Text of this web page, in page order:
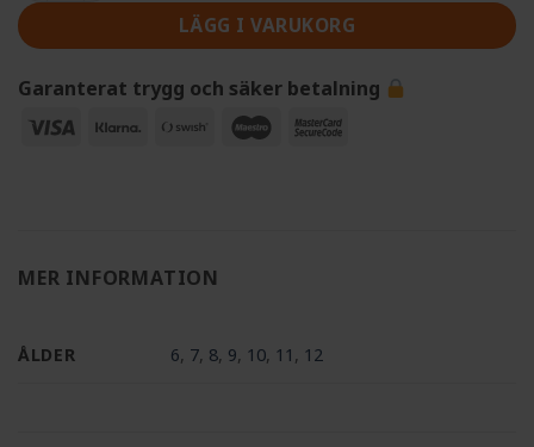
LÄGG I VARUKORG
Garanterat trygg och säker betalning
Visa
Klarna
Swish
MaestroMasterCard
MER INFORMATION
ÅLDER 6, 7, 8, 9, 10, 11 , 12